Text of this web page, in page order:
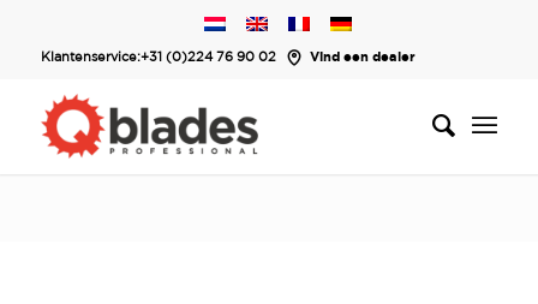
Klantenservice:+31 (0)224 76 90 02 Vind een dealer